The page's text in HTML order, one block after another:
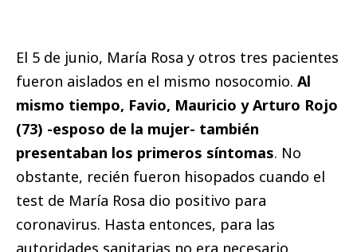
El 5 de junio, María Rosa y otros tres pacientes
fueron aislados en el mismo nosocomio. Al
mismo tiempo, Favio, Mauricio y Arturo Rojo
(73) -esposo de la mujer- también
presentaban los primeros síntomas. No
obstante, recién fueron hisopados cuando el
test de María Rosa dio positivo para
coronavirus. Hasta entonces, para las
autoridades sanitarias no era necesario